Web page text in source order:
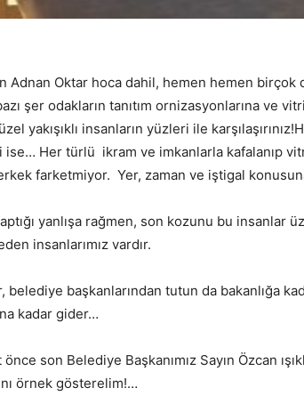
Adnan Oktar hoca dahil, hemen hemen
şer odakların tanıtım ornizasyonlarına ve
yakışıklı insanların yüzleri ile
Her türlü ikram ve imkanlarla kafalanıp
farketmiyor. Yer, zaman ve iştigal
yanlışa rağmen, son kozunu bu insanlar
insanlarımız vardır.
belediye başkanlarından tutun da bakanlığa
kadar gider…
son Belediye Başkanımız Sayın Özcan
örnek gösterelim!…